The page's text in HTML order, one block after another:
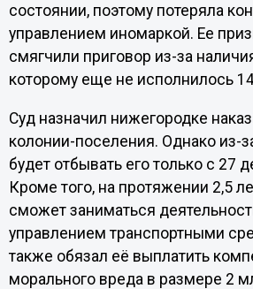
состоянии, поэтому потеряла
управлением иномаркой. Ее
смягчили приговор из-за
которому еще не исполнилось
Суд назначил нижегородке
колонии-поселения. Однако из-
будет отбывать его только с 27
Кроме того, на протяжении 2,5
сможет заниматься
управлением транспортными
также обязал её выплатить
морального вреда в размере 2